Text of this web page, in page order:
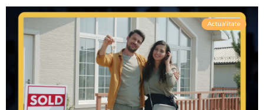
Actualitate